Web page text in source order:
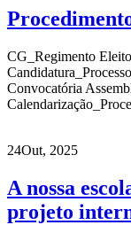
CG_Regimento
Convocatória
24Out, 2025
A nossa
projeto